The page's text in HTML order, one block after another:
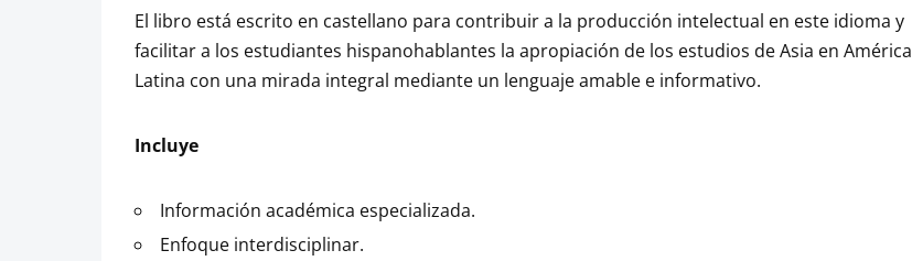
El libro está escrito en castellano para contribuir a la producción intelectual en este idioma y
facilitar a los estudiantes hispanohablantes la apropiación de los estudios de Asia en América
Latina con una mirada integral mediante un lenguaje amable e informativo.
Incluye
Información académica especializada.
Enfoque interdisciplinar.